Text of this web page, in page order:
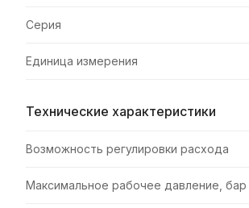
Серия
Единица измерения
Технические характеристики
Возможность регулировки расхода
Максимальное рабочее давление, бар